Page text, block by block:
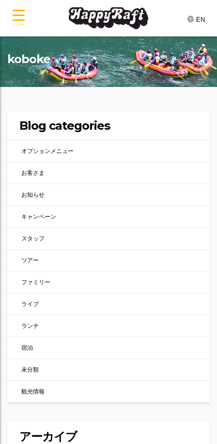
EN
koboke
HOME POSTS TAGGED "KOBOKE"
Blog categories
オプションメニュー
お客さま
お知らせ
キャンペーン
スタッフ
ツアー
ファミリー
ライブ
ランチ
宿泊
未分類
観光情報
アーカイブ
メニュー